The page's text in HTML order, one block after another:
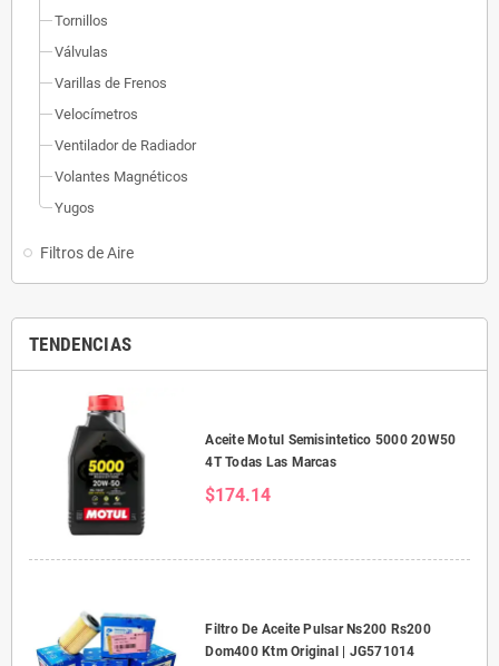
Tornillos
Válvulas
Varillas de Frenos
Velocímetros
Ventilador de Radiador
Volantes Magnéticos
Yugos
Filtros de Aire
TENDENCIAS
Aceite Motul Semisintetico 5000 20W50
4T Todas Las Marcas
$174.14
Filtro De Aceite Pulsar Ns200 Rs200
Dom400 Ktm Original | JG571014